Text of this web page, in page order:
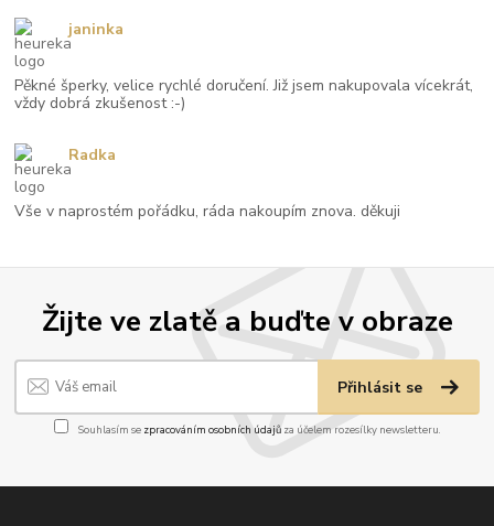
Žijte ve zlatě a buďte v obraze
Přihlásit se
Souhlasím se zpracováním osobních údajůza účelem rozesílky newsletteru.
Pěkné šperky, velice rychlé doručení. Již jsem nakupovala vícekrát,
vždy dobrá zkušenost :-)
janinka
Vše v naprostém pořádku, ráda nakoupím znova. děkuji
Radka